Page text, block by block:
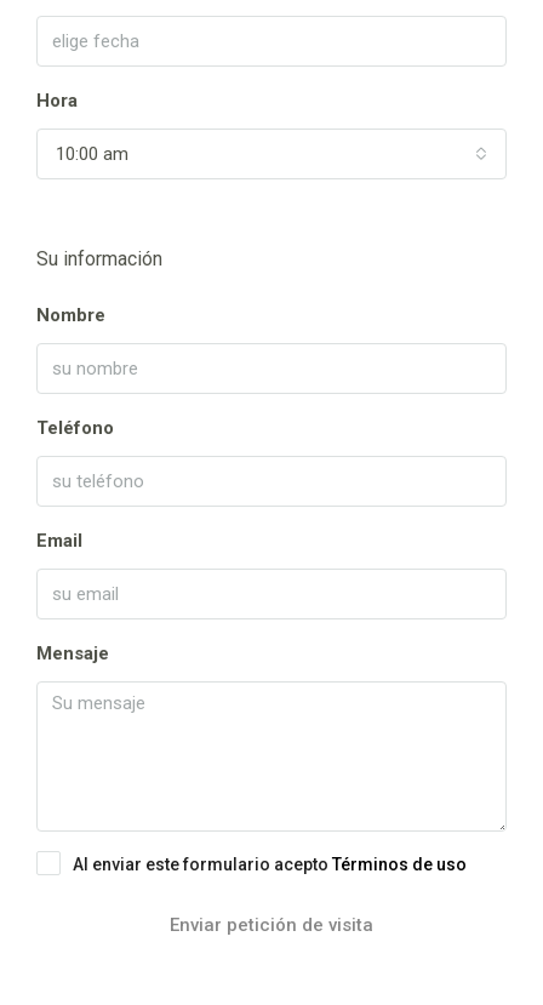
Hora
10:00 am
Su información
Nombre
Teléfono
Email
Mensaje
Al enviar este formulario aceptoTérminos de uso
Enviar petición de visita